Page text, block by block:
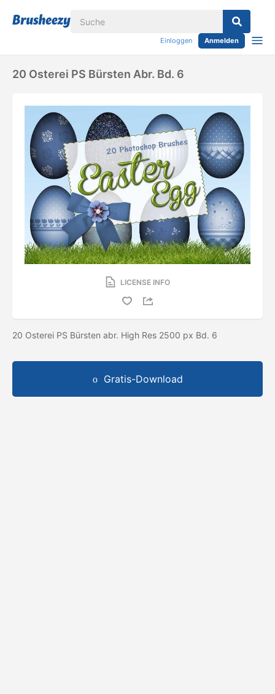
Einloggen Anmelden
20 Osterei PS Bürsten Abr. Bd. 6
LICENSE INFO
20 Osterei PS Bürsten abr. High Res 2500 px Bd. 6
Gratis-Download